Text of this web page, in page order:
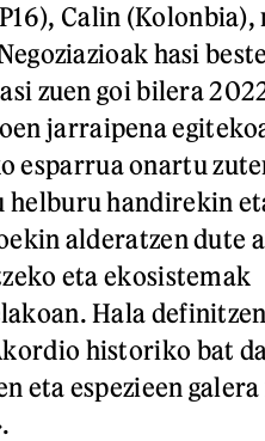
Calin (Kolonbia),
hasi
zuen goi bilera
jarraipena
esparrua onartu
handirekin
alderatzen dute
eta ekosistemak
Hala
historiko bat
eta espezieen